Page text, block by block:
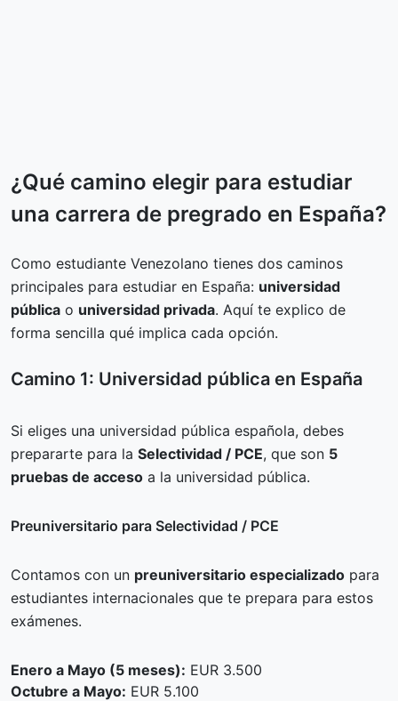
¿Qué camino elegir para estudiar
una carrera de pregrado en España?
Como estudiante Venezolano tienes dos caminos
principales para estudiar en España: universidad
pública o universidad privada. Aquí te explico de
forma sencilla qué implica cada opción.
Camino 1: Universidad pública en España
Si eliges una universidad pública española, debes
prepararte para la Selectividad / PCE, que son 5
pruebas de acceso a la universidad pública.
Preuniversitario para Selectividad / PCE
Contamos con un preuniversitario especializado para
estudiantes internacionales que te prepara para estos
exámenes.
Enero a Mayo (5 meses): EUR 3.500
Octubre a Mayo: EUR 5.100